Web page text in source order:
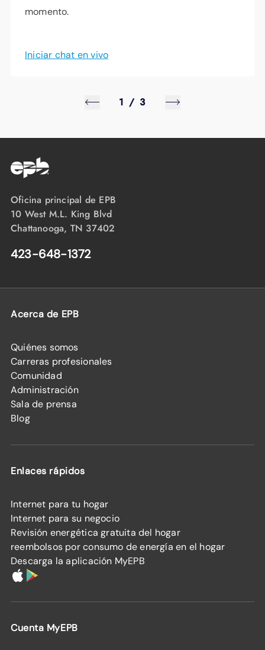
momento.
Iniciar chat en vivo
1 / 3
Oficina principal de EPB
10 West M.L. King Blvd
Chattanooga, TN 37402
423-648-1372
Acerca de EPB
Quiénes somos
Carreras profesionales
Comunidad
Administración
Sala de prensa
Blog
Enlaces rápidos
Internet para tu hogar
Internet para su negocio
Revisión energética gratuita del hogar
reembolsos por consumo de energía en el hogar
Descarga la aplicación MyEPB
Cuenta MyEPB